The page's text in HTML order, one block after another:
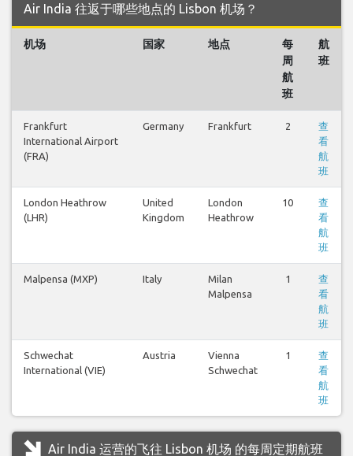
Air India 往返于哪些地点的 Lisbon 机场？
机场 国家 地点
每
周
航
班
航
班
Frankfurt
International Airport
(FRA)
Germany Frankfurt 2
查
看
航
班
London Heathrow
(LHR)
United
Kingdom
London
Heathrow
10
查
看
航
班
Malpensa (MXP) Italy
Milan
Malpensa
1
查
看
航
班
Schwechat
International (VIE)
Austria
Vienna
Schwechat
1
查
看
航
班
Air India 运营的飞往 Lisbon 机场 的每周定期航班